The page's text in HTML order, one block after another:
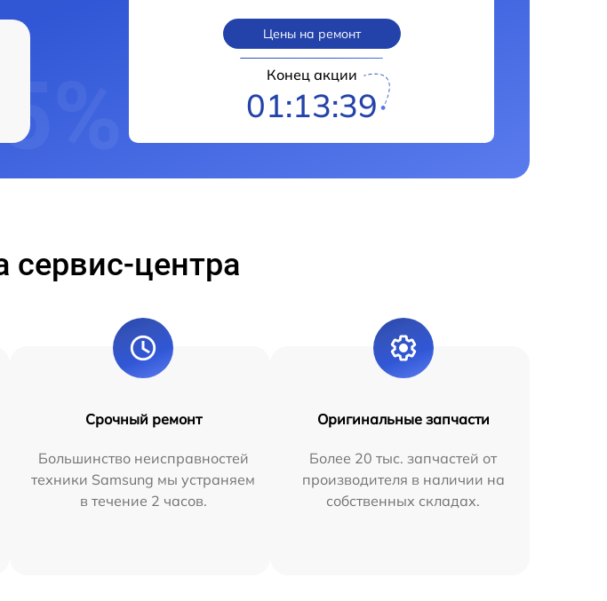
Цены на ремонт
Конец акции
01:13:38
центра
Срочный ремонт
Большинство неисправностей
техники Samsung мы устраняем
в течение 2 часов.
Оригинальные запчасти
Более 20 тыс. запчастей от
производителя в наличии на
собственных складах.